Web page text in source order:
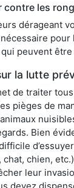
les
dérageant
pour
peuvent être
la lutte
de traiter
pièges de
Bien
chien,
leur
devez